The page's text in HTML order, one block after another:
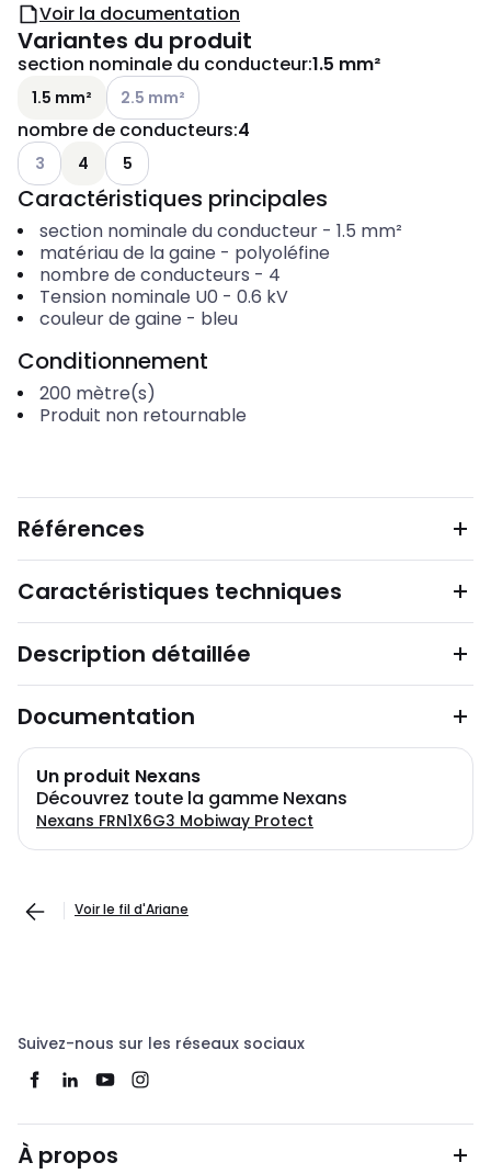
Voir la documentation
Variantes du produit
section nominale du conducteur:1.5 mm²
1.5 mm² Voir les options disponibles
2.5 mm²
nombre de conducteurs:4
Voir les options disponibles
3 4 5
Caractéristiques principales
section nominale du conducteur- 1.5 mm²
matériau de la gaine - polyoléfine
nombre de conducteurs - 4
Tension nominale U0 - 0.6 kV
couleur de gaine - bleu
Conditionnement
200 mètre(s)
Produit non retournable
Références
Caractéristiques techniques
Description détaillée
Documentation
Un produit Nexans
Découvrez toute la gamme Nexans
Nexans FRN1X6G3 Mobiway Protect
Voir le fil d'Ariane
Suivez-nous sur les réseaux sociaux
À propos